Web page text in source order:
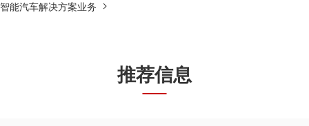
智能汽车解决方案业务
推荐信息